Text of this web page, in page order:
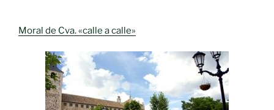
Moral de Cva. «calle a calle»